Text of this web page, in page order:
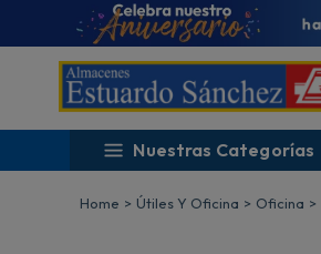
Nuestras Categorías
Útiles Y Oficina Oficina